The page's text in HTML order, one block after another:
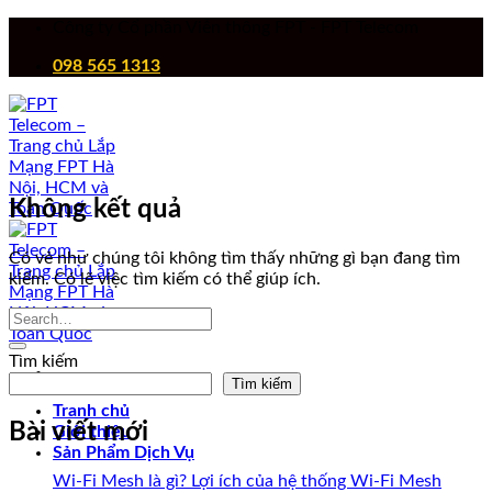
098 565 1313
Tranh chủ
Giới thiệu
Sản Phẩm Dịch Vụ
Không kết quả
Có vẻ như chúng tôi không tìm thấy những gì bạn đang tìm
kiếm. Có lẽ việc tìm kiếm có thể giúp ích.
Tìm kiếm
Tìm kiếm
Bài viết mới
Wi-Fi Mesh là gì? Lợi ích của hệ thống Wi-Fi Mesh